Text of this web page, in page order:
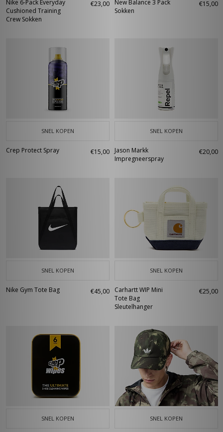
Nike 6-Pack Everyday
Cushioned Training
Crew Sokken
€23,00
New Balance 3 Pack
Sokken
€15,00
SNEL KOPEN
Crep Protect Spray €15,00
SNEL KOPEN
Jason Markk
Impregneerspray
€20,00
SNEL KOPEN
Nike Gym Tote Bag €45,00
SNEL KOPEN
Carhartt WIP Mini
Tote Bag
Sleutelhanger
€25,00
SNEL KOPEN SNEL KOPEN